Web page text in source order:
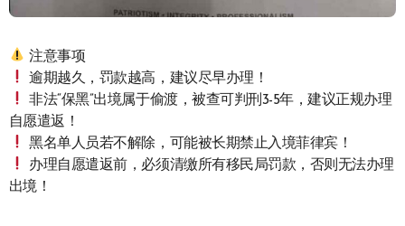
注意事项
逾期越久，罚款越高，建议尽早办理！
非法“保黑”出境属于偷渡，被查可判刑3-5年，建议正规办理
自愿遣返！
黑名单人员若不解除，可能被长期禁止入境菲律宾！
办理自愿遣返前，必须清缴所有移民局罚款，否则无法办理
出境！